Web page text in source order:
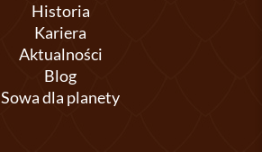
Historia
Kariera
Aktualności
Blog
Sowa dla planety